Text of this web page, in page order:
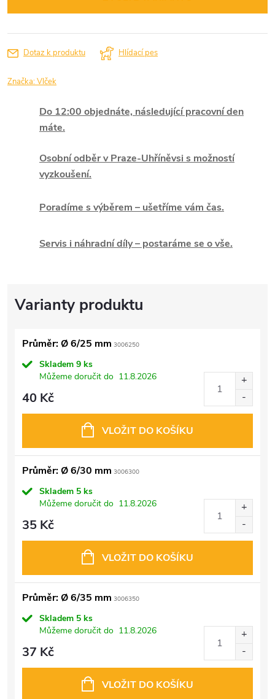
Dotaz k produktu Hlídací pes
Značka:Vlček
Do 12:00 objednáte, následující pracovní den
máte.
Osobní odběr v Praze-Uhříněvsi s možností
vyzkoušení.
Poradíme s výběrem – ušetříme vám čas.
Servis i náhradní díly – postaráme se o vše.
Průměr: Ø 6/25 mm 3006250
Skladem 9 ks
Můžeme doručit do 11.8.2026
40 Kč
VLOŽIT DO KOŠÍKU
Průměr: Ø 6/30 mm 3006300
Skladem 5 ks
Můžeme doručit do 11.8.2026
35 Kč
VLOŽIT DO KOŠÍKU
Průměr: Ø 6/35 mm 3006350
Skladem 5 ks
Můžeme doručit do 11.8.2026
37 Kč
VLOŽIT DO KOŠÍKU